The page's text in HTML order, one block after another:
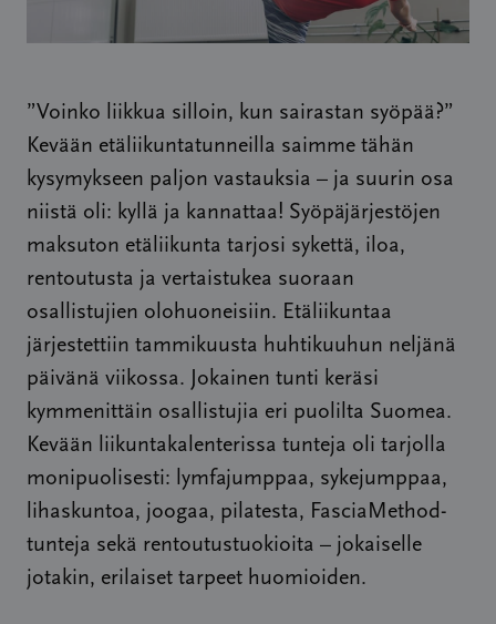
”Voinko liikkua silloin, kun sairastan syöpää?”
Kevään etäliikuntatunneilla saimme tähän
kysymykseen paljon vastauksia – ja suurin osa
niistä oli: kyllä ja kannattaa! Syöpäjärjestöjen
maksuton etäliikunta tarjosi sykettä, iloa,
rentoutusta ja vertaistukea suoraan
osallistujien olohuoneisiin. Etäliikuntaa
järjestettiin tammikuusta huhtikuuhun neljänä
päivänä viikossa. Jokainen tunti keräsi
kymmenittäin osallistujia eri puolilta Suomea.
Kevään liikuntakalenterissa tunteja oli tarjolla
monipuolisesti: lymfajumppaa, sykejumppaa,
lihaskuntoa, joogaa, pilatesta, FasciaMethod-
tunteja sekä rentoutustuokioita – jokaiselle
jotakin, erilaiset tarpeet huomioiden.